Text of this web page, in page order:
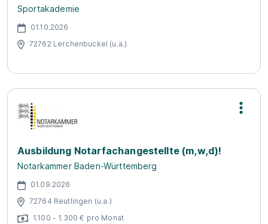
Sportakademie
01.10.2026
72762 Lerchenbuckel (u.a.)
Ausbildung Notarfachangestellte (m,w,d)!
Notarkammer Baden-Württemberg
01.09.2026
72764 Reutlingen (u.a.)
1.100 - 1.300 € pro Monat